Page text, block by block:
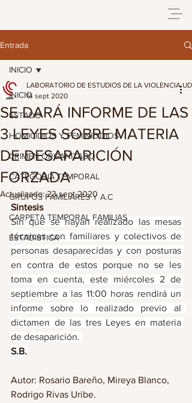
Entrada
INICIO
ESTADO
HOMICIDIOS Y FEMINICIDIOS
CRIMEN ORGANIZADO
CATEGORIA TEMPORAL
GRUPOS FAMILIARES Y A.C
CARPETA TEMPORAL FAMILIAS
ESTADISTICA
INICIO
SE DARÁ INFORME DE LAS
3 LEYES SOBRE MATERIA
DE DESAPARICIÓN
FORZADA
LABORATORIO DE ESTUDIOS DE LA VIOLENCIA
14 sept 2020
Actualizado:23 sept 2020
Sintesis
Sin que se hayan realizado las mesas
técnicas con familiares y colectivos de
personas desaparecidas y con posturas
en contra de estos porque no se les
toma en cuenta, este miércoles 2 de
septiembre a las 11:00 horas rendirá un
informe sobre lo realizado previo al
dictamen de las tres Leyes en materia
de desaparición.
S.B.
Autor: Rosario Bareño, Mireya Blanco,
Rodrigo Rivas Uribe.